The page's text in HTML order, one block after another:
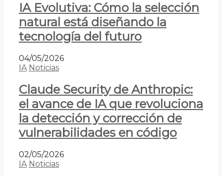
IA Evolutiva: Cómo la selección
natural está diseñando la
tecnología del futuro
04/05/2026
IA Noticias
Claude Security de Anthropic:
el avance de IA que revoluciona
la detección y corrección de
vulnerabilidades en código
02/05/2026
IA Noticias